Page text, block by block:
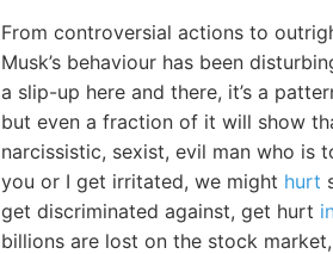
From controversial actions to
Musk’s behaviour has been
a slip-up here and there, it’s a
but even a fraction of it will show
narcissistic, sexist, evil man who
you or I get irritated, we might hurt
get discriminated against, get hurt
billions are lost on the stock